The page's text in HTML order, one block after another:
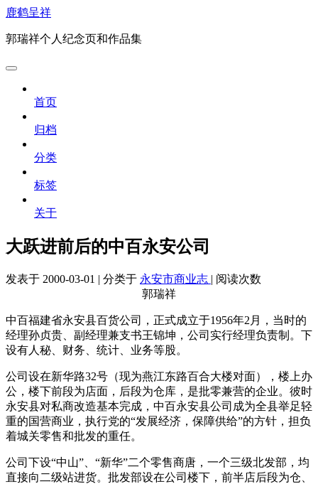
鹿鹤呈祥
郭瑞祥个人纪念页和作品集
首页
归档
分类
标签
关于
大跃进前后的中百永安公司
发表于 2000-03-01 | 分类于 永安市商业志 | 阅读次数
郭瑞祥
中百福建省永安县百货公司，正式成立于1956年2月，当时的
经理孙贞贵、副经理兼支书王锦坤，公司实行经理负责制。下
设有人秘、财务、统计、业务等股。
公司设在新华路32号（现为燕江东路百合大楼对面），楼上办
公，楼下前段为店面，后段为仓库，是批零兼营的企业。彼时
永安县对私商改造基本完成，中百永安县公司成为全县举足轻
重的国营商业，执行党的“发展经济，保障供给”的方针，担负
着城关零售和批发的重任。
公司下设“中山”、“新华”二个零售商唐，一个三级北发部，均
直接向二级站进货。批发部设在公司楼下，前半店后段为仓、